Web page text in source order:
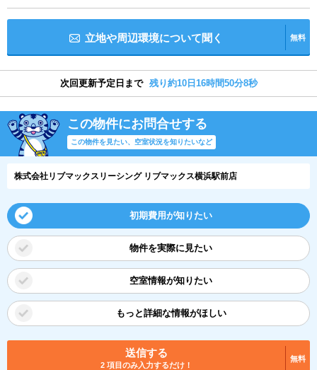
立地や周辺環境について聞く 無料
次回更新予定日まで 残り約10日16時間50分7秒
この物件にお問合せする
この物件を見たい、空室状況を知りたいなど
株式会社リブマックスリーシング リブマックス横浜駅前店
初期費用が知りたい
物件を実際に見たい
空室情報が知りたい
もっと詳細な情報がほしい
送信する
2 項目のみ入力するだけ！
無料